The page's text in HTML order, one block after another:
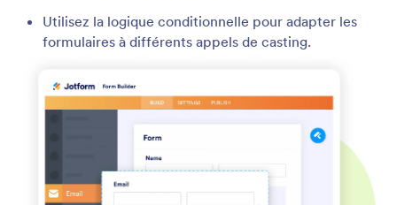
Utilisez la logique conditionnelle pour adapter les
formulaires à différents appels de casting.